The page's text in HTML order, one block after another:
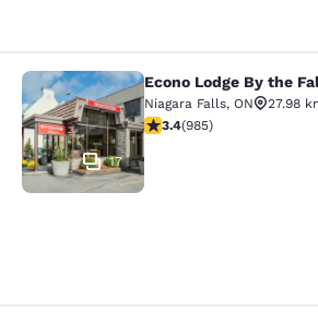
Econo Lodge By the
17
Econo Lodge By the
Niagara Falls, ON
27.98
3.37 étoiles. Bien. 985
3.4(985)